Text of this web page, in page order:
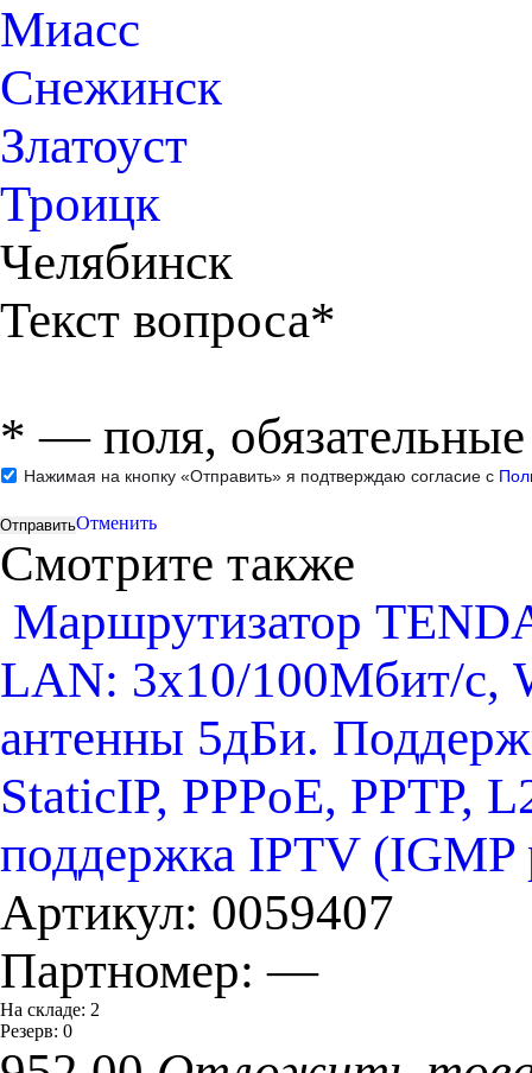
Миасс
Снежинск
Златоуст
Троицк
Челябинск
Текст вопроса*
* — поля,
Нажимая на кнопку «Отправить» я подтверждаю согласие с
Отменить
Смотрите также
Маршрутизатор
LAN: 3х10/100Мбит/с,
антенны 5дБи.
StaticIP, PPPoE, PPTP,
поддержка IPTV (IGMP
Артикул: 0059407
Партномер:—
На складе: 2
Резерв: 0